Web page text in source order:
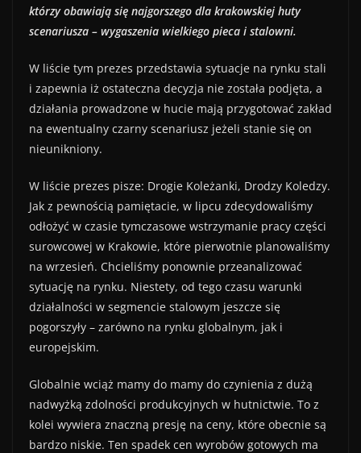
którzy obawiają się najgorszego dla krakowskiej huty
scenariusza – wygaszenia wielkiego pieca i stalowni.
W liście tym prezes przedstawia sytuacje na rynku stali
i zapewnia iż ostateczna decyzja nie została podjęta, a
działania prowadzone w hucie mają przygotować zakład
na ewentualny czarny scenariusz jeżeli stanie się on
nieunikniony.
W liście prezes pisze: Drogie Koleżanki, Drodzy Koledzy.
Jak z pewnością pamiętacie, w lipcu zdecydowaliśmy
odłożyć w czasie tymczasowe wstrzymanie pracy części
surowcowej w Krakowie, które pierwotnie planowaliśmy
na wrzesień. Chcieliśmy ponownie przeanalizować
sytuację na rynku. Niestety, od tego czasu warunki
działalności w segmencie stalowym jeszcze się
pogorszyły – zarówno na rynku globalnym, jak i
europejskim.
Globalnie wciąż mamy do mamy do czynienia z dużą
nadwyżką zdolności produkcyjnych w hutnictwie. To z
kolei wywiera znaczną presję na ceny, które obecnie są
bardzo niskie. Ten spadek cen wyrobów gotowych ma